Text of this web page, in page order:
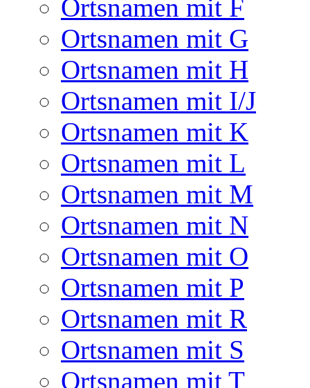
Ortsnamen mit F
Ortsnamen mit G
Ortsnamen mit H
Ortsnamen mit I/J
Ortsnamen mit K
Ortsnamen mit L
Ortsnamen mit M
Ortsnamen mit N
Ortsnamen mit O
Ortsnamen mit P
Ortsnamen mit R
Ortsnamen mit S
Ortsnamen mit T